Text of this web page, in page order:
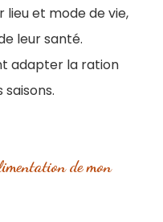
lieu et mode de vie,
leur santé.
adapter la ration
de mon